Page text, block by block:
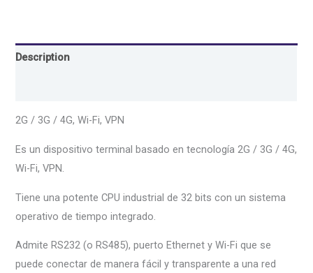
Description
2G / 3G / 4G, Wi-Fi, VPN
Es un dispositivo terminal basado en tecnología 2G / 3G / 4G,
Wi-Fi, VPN.
Tiene una potente CPU industrial de 32 bits con un sistema
operativo de tiempo integrado.
Admite RS232 (o RS485), puerto Ethernet y Wi-Fi que se
puede conectar de manera fácil y transparente a una red